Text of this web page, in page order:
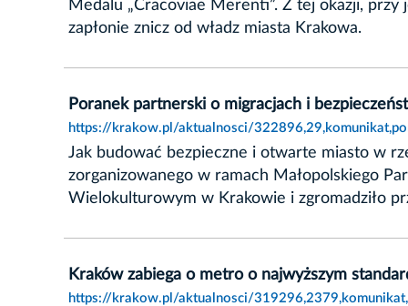
Medalu „Cracoviae Merenti”. Z tej okazji,
zapłonie znicz od władz miasta Krakowa.
Poranek partnerski o migracjach i
https://krakow.pl/aktualnosci/
Jak budować bezpieczne i otwarte miasto w
zorganizowanego w ramach Małopolskiego
Wielokulturowym w Krakowie i zgromadziło
Kraków zabiega o metro o najwyższym
https://krakow.pl/aktualnosci/